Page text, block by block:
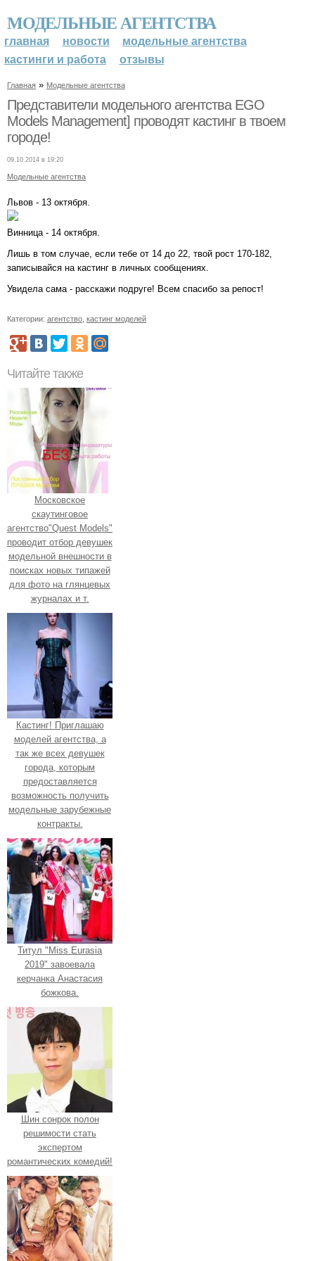
МОДЕЛЬНЫЕ АГЕНТСТВА
главная новости
модельные агентства
кастинги и работа
отзывы
Главная » Модельные агентства
Представители модельного агентства EGO
Models Management] проводят кастинг в твоем
городе!
09.10.2014 в 19:20
Модельные агентства
Львов - 13 октября.
Винница - 14 октября.
Лишь в том случае, если тебе от 14 до 22, твой рост 170-182,
записывайся на кастинг в личных сообщениях.
Увидела сама - расскажи подруге! Всем спасибо за репост!
Категории: агентство кастинг моделей
Читайте также
Московское
скаутинговое
агентство"Quest Models"
проводит отбор девушек
модельной внешности в
поисках новых типажей
для фото на глянцевых
журналах и т.
Кастинг! Приглашаю
моделей агентства, а
так же всех девушек
города, которым
предоставляется
возможность получить
модельные зарубежные
контракты.
Титул "Miss Eurasia
2019" завоевала
керчанка Анастасия
божкова.
Шин сонрок полон
решимости стать
экспертом
романтических комедий!